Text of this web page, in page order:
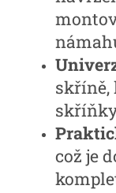
skříně,
což je